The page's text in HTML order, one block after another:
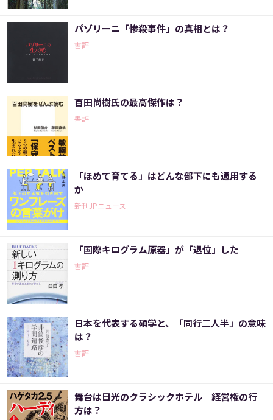
パゾリーニ「惨殺事件」の真相とは？
書評
百田尚樹氏の最高傑作は？
書評
「ほめて育てる」はどんな部下にも通用する
か
新刊JPニュース
「国際キログラム原器」が「退位」した
書評
日本を代表する碩学と、「同行二人半」の意味
は？
書評
舞台は日光のクラシックホテル 経営権の行
方は？